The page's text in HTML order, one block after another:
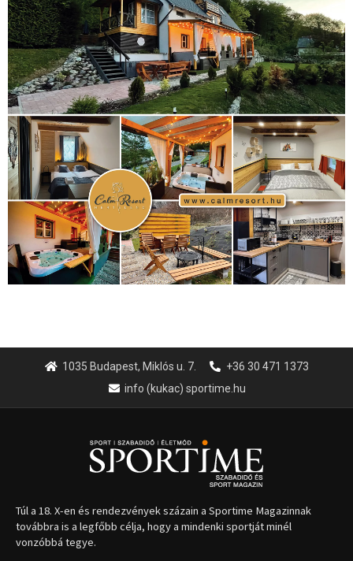
2016(373) sport(438)Sportime Magazin(128)szabadidősport
(316)Szalay Balázs(126)tenisz(416)táplálkozás (155)utazás
(126)Video (247)világbajnokság(162) Világkupa(129)vitorlázás
(222)vívás(174)vízilabda(197)Érdi Mária(130)életmód(416)
úszás(361)
Hirdetés